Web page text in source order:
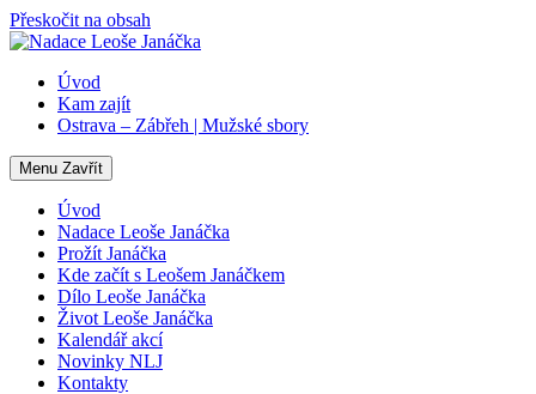
Přeskočit na obsah
Úvod
Kam zajít
Ostrava – Zábřeh | Mužské sbory
Menu Zavřít
Úvod
Nadace Leoše Janáčka
Prožít Janáčka
Kde začít s Leošem Janáčkem
Dílo Leoše Janáčka
Život Leoše Janáčka
Kalendář akcí
Novinky NLJ
Kontakty